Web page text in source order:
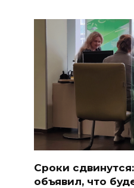
Сроки
объявил, что